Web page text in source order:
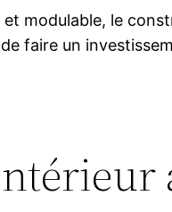
modulable, le
faire un